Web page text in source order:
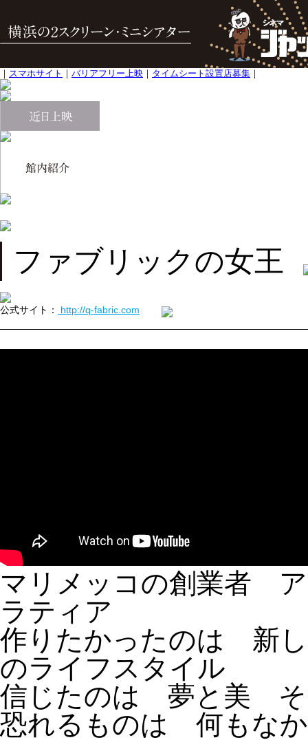
｜ スマホサイト ｜ バリアフリー上映 ｜ タイムシート設置店募集 ｜
ファブリックの女王
公式サイト： http://q-fabric.com
マリメッコの創業者
ラティア
作りたかったのは 新
のライフスタイル
信じたのは 夢と美 そ
恐れるものは 何もな